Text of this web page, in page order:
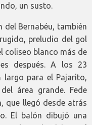
un susto.
del Bernabéu, también
preludio del gol
coliseo blanco más de
después. A los 23
largo para el Pajarito,
área grande. Fede
que llegó desde atrás
El balón dibujó una